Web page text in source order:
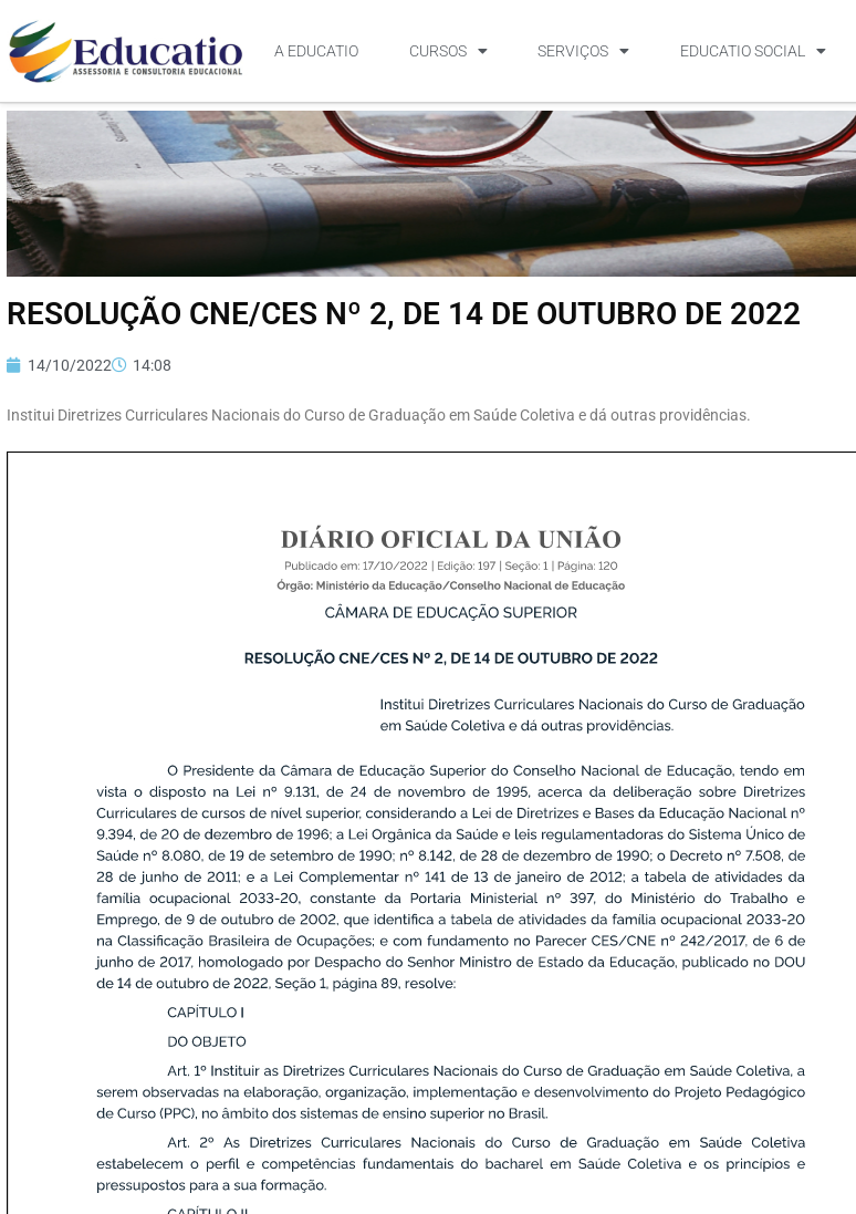
A EDUCATIO CURSOS SERVIÇOS EDUCATIO SOCIAL
RESOLUÇÃO CNE/CES Nº 2, DE 14 DE OUTUBRO DE 2022
14/10/2022 14:08
Institui Diretrizes Curriculares Nacionais do Curso de Graduação em Saúde Coletiva e dá outras providências.